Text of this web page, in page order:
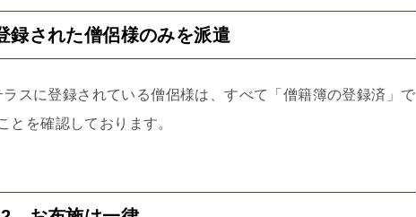
された僧侶様のみを派遣
スに登録されている僧侶様は、すべて「僧籍簿の登録済」で
とを確認しております。